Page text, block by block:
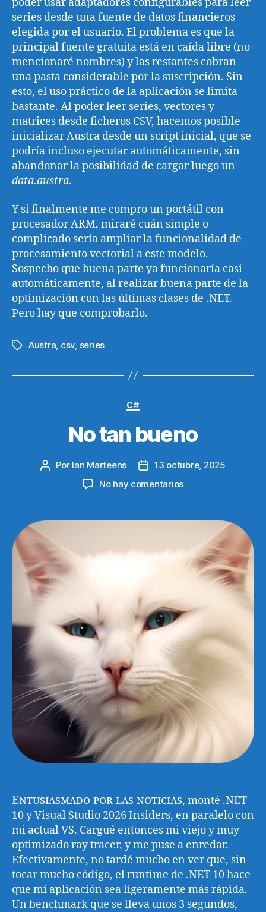
series desde una fuente de datos financieros
elegida por el usuario. El problema es que la
principal fuente gratuita está en caída libre (no
mencionaré nombres) y las restantes cobran
una pasta considerable por la suscripción. Sin
esto, el uso práctico de la aplicación se limita
bastante. Al poder leer series, vectores y
matrices desde ficheros CSV, hacemos posible
inicializar Austra desde un script inicial, que se
podría incluso ejecutar automáticamente, sin
abandonar la posibilidad de cargar luego un
data.austra.
Y si finalmente me compro un portátil con
procesador ARM, miraré cuán simple o
complicado sería ampliar la funcionalidad de
procesamiento vectorial a este modelo.
Sospecho que buena parte ya funcionaría casi
automáticamente, al realizar buena parte de la
optimización con las últimas clases de .NET.
Pero hay que comprobarlo.
Etiquetas
Austra csv series
Categorías
C#
No tan bueno
Autor
Por Ian Marteens
Fecha13 octubre, 2025
No hay comentariosen
bueno
Entusiasmado por las noticias, monté .NET
10 y Visual Studio 2026 Insiders, en paralelo con
mi actual VS. Cargué entonces mi viejo y muy
optimizado ray tracer, y me puse a enredar.
Efectivamente, no tardé mucho en ver que, sin
tocar mucho código, el runtime de .NET 10 hace
que mi aplicación sea ligeramente más rápida.
Un benchmark que se lleva unos 3 segundos,